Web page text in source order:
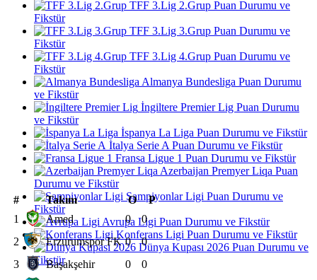
TFF 3.Lig 2.Grup Puan Durumu ve
Fikstür
TFF 3.Lig 3.Grup Puan Durumu ve
Fikstür
TFF 3.Lig 4.Grup Puan Durumu ve
Fikstür
Almanya Bundesliga Puan Durumu
ve Fikstür
İngiltere Premier Lig Puan Durumu
ve Fikstür
İspanya La Liga Puan Durumu ve Fikstür
İtalya Serie A Puan Durumu ve Fikstür
Fransa Ligue 1 Puan Durumu ve Fikstür
Azerbaijan Premyer Liqa Puan
Durumu ve Fikstür
Şampiyonlar Ligi Puan Durumu ve
Fikstür
Avrupa Ligi Puan Durumu ve Fikstür
Konferans Ligi Puan Durumu ve Fikstür
Dünya Kupası 2026 Puan Durumu ve
Fikstür
# Takım O
P
1
Amed 0
0
2
Erzurumspor FK 0
0
3
Başakşehir 0
0